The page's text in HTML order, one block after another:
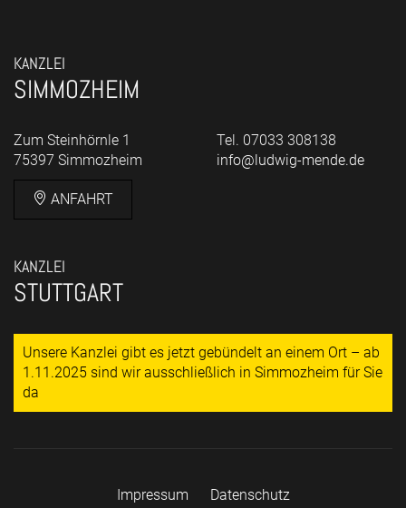
KANZLEI
SIMMOZHEIM
Zum Steinhörnle 1
75397 Simmozheim
ANFAHRT
Tel. 07033 308138
info@ludwig-mende.de
KANZLEI
STUTTGART
Unsere Kanzlei gibt es jetzt gebündelt an einem Ort – ab
1.11.2025 sind wir ausschließlich in Simmozheim für Sie
da
Impressum Datenschutz